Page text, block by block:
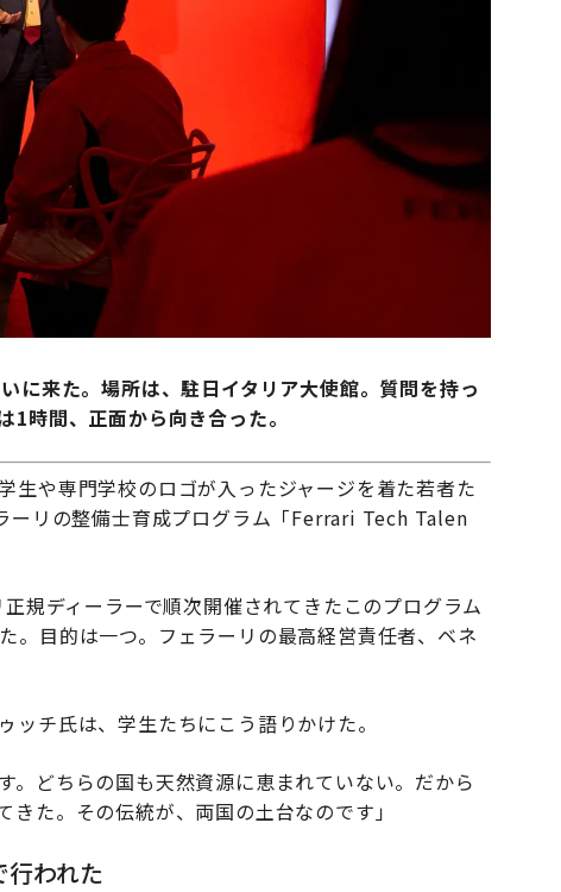
に来た。場所は、駐日イタリア大使館。質問を持っ
時間、正面から向き合った。
生や専門学校のロゴが入ったジャージを着た若者た
ーリの整備士育成プログラム「Ferrari Tech Talen
規ディーラーで順次開催されてきたこのプログラム
。目的は一つ。フェラーリの最高経営責任者、ベネ
チ氏は、学生たちにこう語りかけた。
。どちらの国も天然資源に恵まれていない。だから
た。その伝統が、両国の土台なのです」
行われた